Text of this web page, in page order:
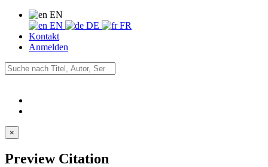
EN
EN
DE
FR
Kontakt
Anmelden
×
Preview Citation